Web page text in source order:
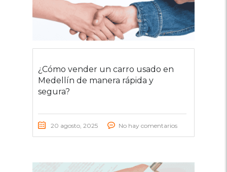
¿Cómo vender un carro usado en
Medellín de manera rápida y
segura?
20 agosto, 2025 No hay comentarios